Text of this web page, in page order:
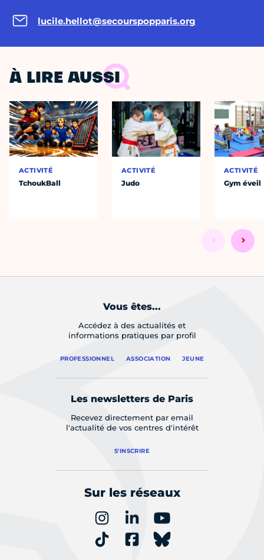
lucile.hellot@secourspopparis.org
À LIRE AUSSI
ACTIVITÉ
TchoukBall
ACTIVITÉ
Judo
ACTIVITÉ
Gym éveil
Vous êtes...
Accédez à des actualités et
informations pratiques par profil
PROFESSIONNEL ASSOCIATION JEUNE
Les newsletters de Paris
Recevez directement par email
l'actualité de vos centres d'intérêt
S'INSCRIRE
Sur les réseaux